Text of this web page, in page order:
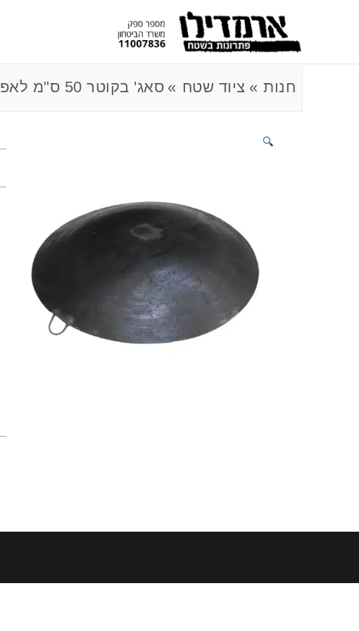
חנות ציוד שטח סאג' בקוטר 50 ס"מ לאפיית פיתות
🔍